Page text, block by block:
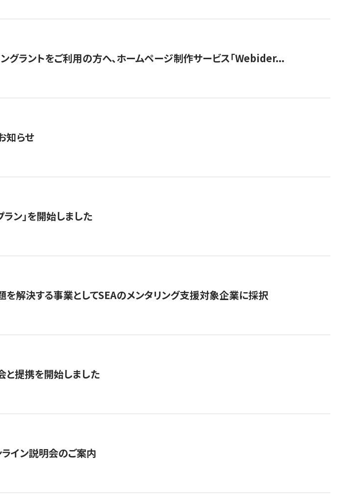
グラントをご利用の方へ、ホームページ制作サービス「Webider...
知らせ
ン」を開始しました
解決する事業としてSEAのメンタリング支援対象企業に採択
と提携を開始しました
イン説明会のご案内